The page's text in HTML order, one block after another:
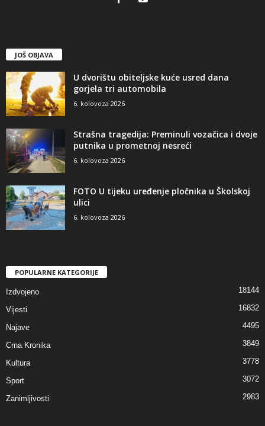
JOŠ OBJAVA
U dvorištu obiteljske kuće usred dana
gorjela tri automobila
6. kolovoza 2026
Strašna tragedija: Preminuli vozačica i dvoje
putnika u prometnoj nesreći
6. kolovoza 2026
FOTO U tijeku uređenje pločnika u Školskoj
ulici
6. kolovoza 2026
POPULARNE KATEGORIJE
Izdvojeno 18144
Vijesti 16832
Najave 4495
Crna Kronika 3849
Kultura 3778
Sport 3072
Zanimljivosti 2983